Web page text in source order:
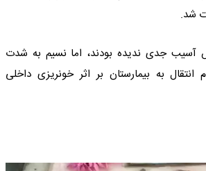
شد.
آسیب جدی ندیده بودند، اما نسیم به شدت
به بیمارستان بر اثر خونریزی داخلی